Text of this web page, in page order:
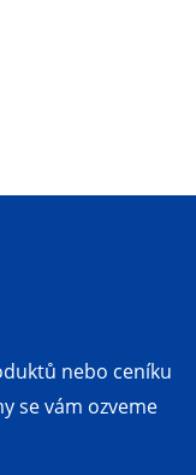
nebo ceníku
se vám ozveme